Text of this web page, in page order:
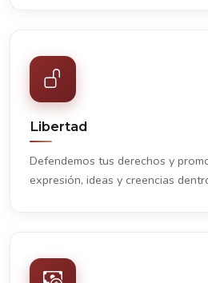
Libertad
Defendemos tus derechos y
expresión, ideas y creencias